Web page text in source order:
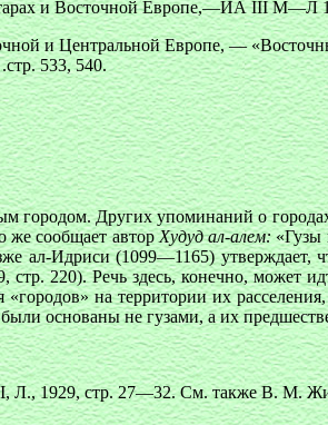
и Восточной Европе,—ИА III М—Л
и Центральной Европе, —
533, 540.
городом. Других упоминаний о
же сообщает авторХудуд ал-алем: «Гузы
ал-Идриси (1099—1165) утверждает,
220). Речь здесь, конечно, может
на территории их
основаны не гузами, а их
Л., 1929, стр. 27—32. См. также В. М.